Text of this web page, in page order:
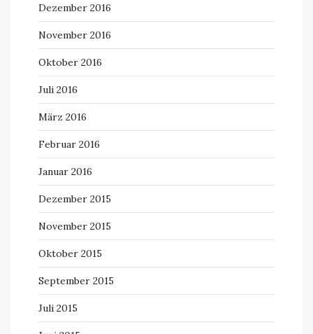
Dezember 2016
November 2016
Oktober 2016
Juli 2016
März 2016
Februar 2016
Januar 2016
Dezember 2015
November 2015
Oktober 2015
September 2015
Juli 2015